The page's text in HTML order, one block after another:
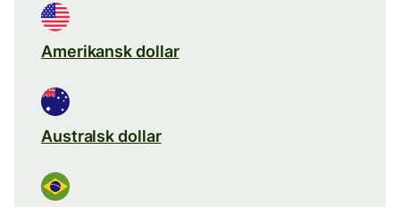
Amerikansk dollar
Australsk dollar